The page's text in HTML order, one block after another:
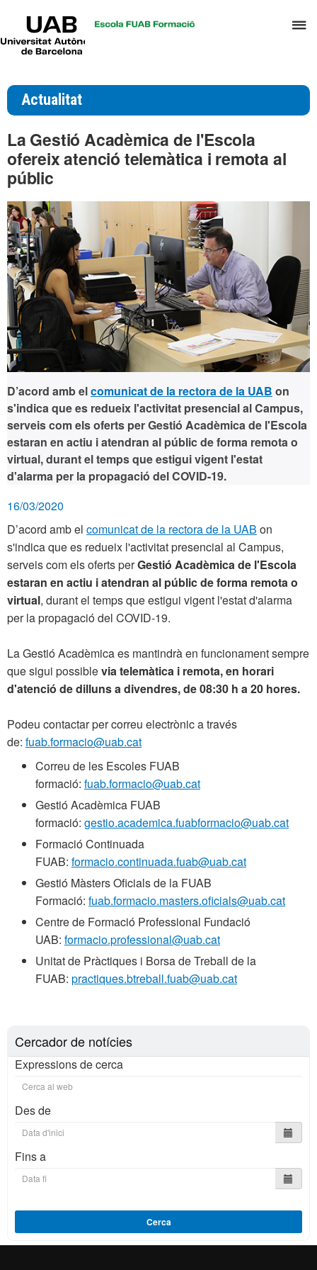
el
Universitat
Actualitat
La Gestió Acadèmica de l'Escola
ofereix atenció telemàtica i remota al
públic
D’acord amb elcomunicat de la rectora de la UAB on
s'indica que es redueix l'activitat presencial al Campus,
serveis com els oferts per Gestió Acadèmica de l'Escola
estaran en actiu i atendran al públic de forma remota o
virtual, durant el temps que estigui vigent l'estat
d'alarma per la propagació del COVID-19.
16/03/2020
D’acord amb el comunicat de la rectora de la UAB on
s'indica que es redueix l'activitat presencial al Campus,
serveis com els oferts perGestió Acadèmica de l'Escola
estaran en actiu i atendran al públic de forma remota o
virtual, durant el temps que estigui vigent l'estat d'alarma
per la propagació del COVID-19.
La Gestió Acadèmica es mantindrà en funcionament sempre
que sigui possiblevia telemàtica i remota, en horari
d'atenció de dilluns a divendres, de 08:30 h a 20 hores.
Podeu contactar per correu electrònic a través
de: fuab.formacio@uab.cat
Correu de les Escoles FUAB
formació: fuab.formacio@uab.cat
Gestió Acadèmica FUAB
formació: gestio.academica.fuabformacio@uab.cat
Formació Continuada
FUAB: formacio.continuada.fuab@uab.cat
Gestió Màsters Oficials de la FUAB
Formació: fuab.formacio.masters.oficials@uab.cat
Centre de Formació Professional Fundació
UAB: formacio.professional@uab.cat
Unitat de Pràctiques i Borsa de Treball de la
FUAB: practiques.btreball.fuab@uab.cat
Cercador de notícies
Expressions de cerca
Des de
Fins a
Cerca